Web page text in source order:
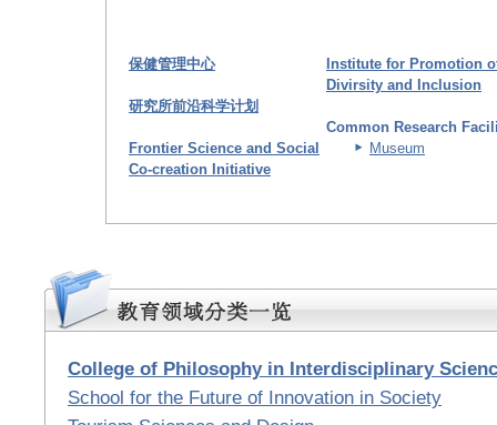
保健管理中心
研究所前沿科学计划
Frontier Science and Social
Co-creation Initiative
Institute for Promotion
Divirsity and Inclusion
Common Research
Museum
College of Philosophy in Interdisciplinary
School for the Future of Innovation in Society